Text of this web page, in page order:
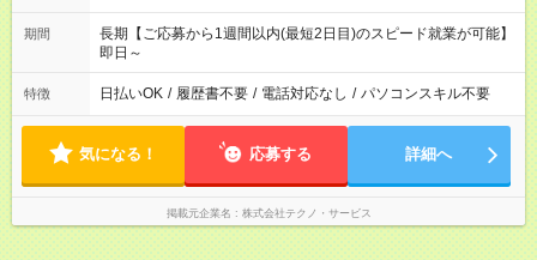
期間
長期【ご応募から1週間以内(最短2日目)のスピード就業が可能】
即日～
特徴 日払いOK / 履歴書不要 / 電話対応なし / パソコンスキル不要
気になる！ 応募する 詳細へ
掲載元企業名 株式会社テクノ・サービス